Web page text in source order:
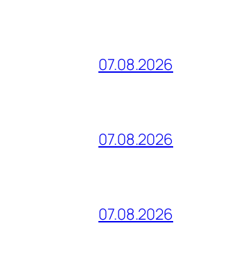
07.08.2026
07.08.2026
07.08.2026